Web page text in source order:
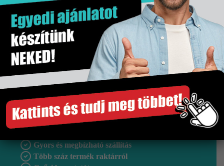
Hatás Falburkolat
Kiszerelés 1.33 m2
Mennyiségi egység m2
Méret 333×1000 mm
Falburkolat
Gyors és megbízható szállítás
Több száz termék raktárról